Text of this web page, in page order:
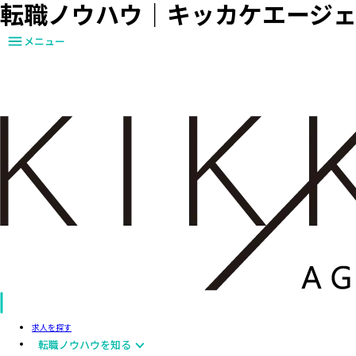
転職ノウハウ｜キッカケエージ
メニュー
求人を探す
転職ノウハウを知る